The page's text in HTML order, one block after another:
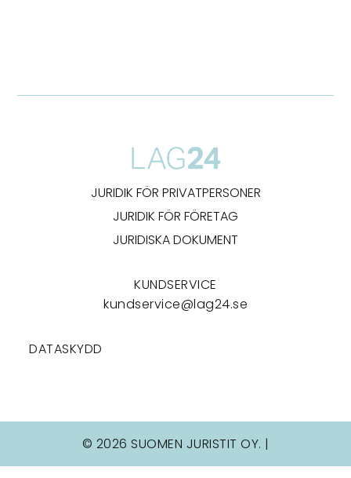
JURIDIK FÖR PRIVATPERSONER
JURIDIK FÖR FÖRETAG
JURIDISKA DOKUMENT
KUNDSERVICE
kundservice@lag24.se
DATASKYDD
© 2026 SUOMEN JURISTIT OY. |